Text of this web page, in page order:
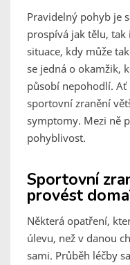
Pravidelný pohyb je
prospívá jak tělu, tak
situace, kdy může
se jedná o okamžik,
působí nepohodlí. Ať
sportovní zranění
symptomy. Mezi ně
pohyblivost.
Sportovní
provést
Některá opatření,
úlevu, než v danou
sami. Průběh léčby